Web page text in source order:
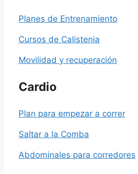
Planes de Entrenamiento
Cursos de Calistenia
Movilidad y recuperación
Cardio
Plan para empezar a correr
Saltar a la Comba
Abdominales para corredores